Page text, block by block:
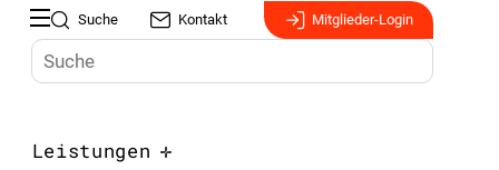
Suche Kontakt Mitglieder-Login
Leistungen